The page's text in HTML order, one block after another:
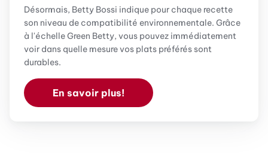
Désormais, Betty Bossi indique pour chaque recette
son niveau de compatibilité environnementale. Grâce
à l'échelle Green Betty, vous pouvez immédiatement
voir dans quelle mesure vos plats préférés sont
durables.
En savoir plus!